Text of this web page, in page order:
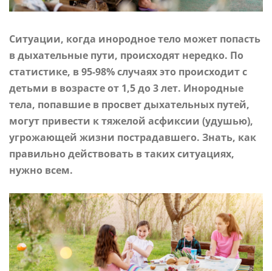
Ситуации, когда инородное тело может попасть
в дыхательные пути, происходят нередко. По
статистике, в 95-98% случаях это происходит с
детьми в возрасте от 1,5 до 3 лет. Инородные
тела, попавшие в просвет дыхательных путей,
могут привести к тяжелой асфиксии (удушью),
угрожающей жизни пострадавшего. Знать, как
правильно действовать в таких ситуациях,
нужно всем.